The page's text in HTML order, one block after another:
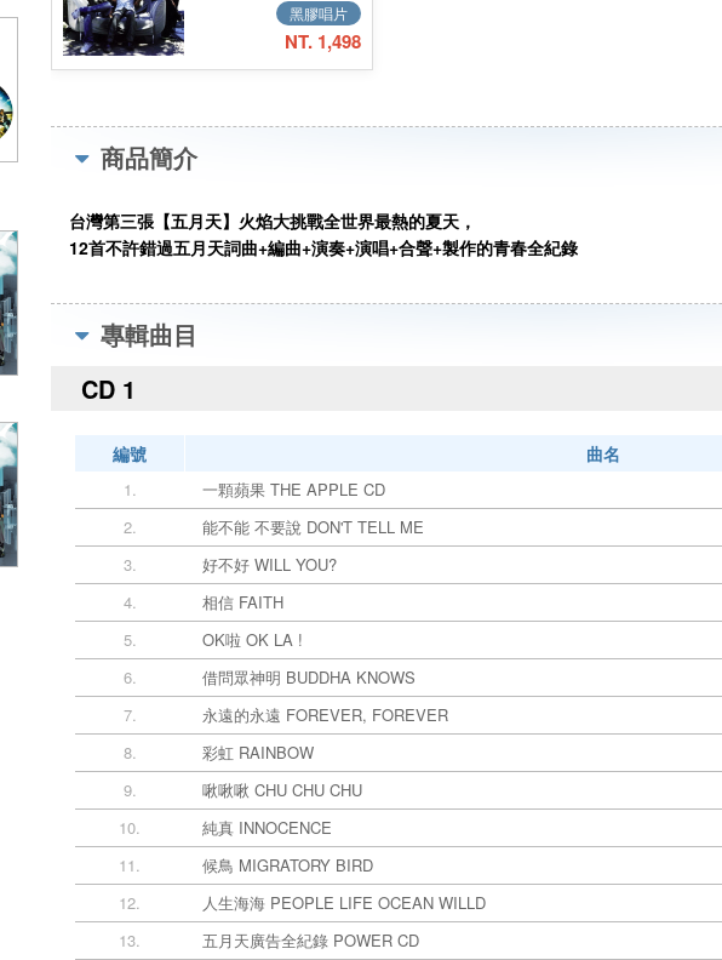
黑膠唱片
NT. 1,498
商品簡介
台灣第三張【五月天】火焰大挑戰全世界最熱的夏天，
12首不許錯過五月天詞曲+編曲+演奏+演唱+合聲+製作的青春全紀錄
專輯曲目
CD 1
編號 曲名
1.
一顆蘋果 THE APPLE CD
2.
能不能 不要說 DON'T TELL ME
3.
好不好 WILL YOU?
4.
相信 FAITH
5.
OK啦 OK LA !
6.
借問眾神明 BUDDHA KNOWS
7.
永遠的永遠 FOREVER, FOREVER
8.
彩虹 RAINBOW
9.
啾啾啾 CHU CHU CHU
10.
純真 INNOCENCE
11.
候鳥 MIGRATORY BIRD
12.
人生海海 PEOPLE LIFE OCEAN WILLD
13.
五月天廣告全紀錄 POWER CD